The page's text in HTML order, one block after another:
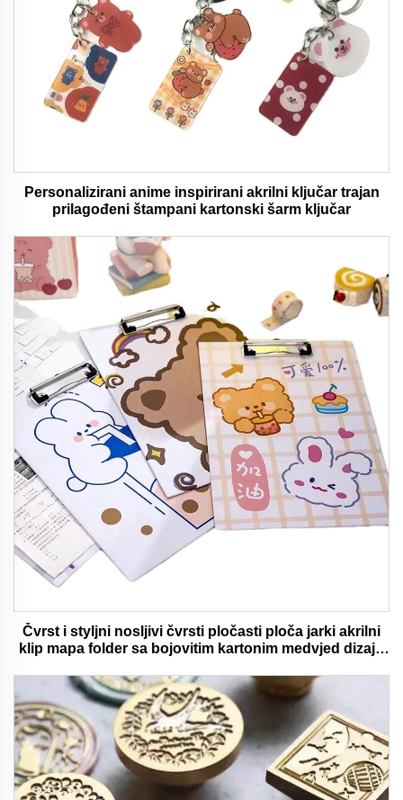
Personalizirani anime inspirirani akrilni ključar trajan
prilagođeni štampani kartonski šarm ključar
Čvrst i styljni nosljivi čvrsti pločasti ploča jarki akrilni
klip mapa folder sa bojovitim kartonim medvjed dizajn